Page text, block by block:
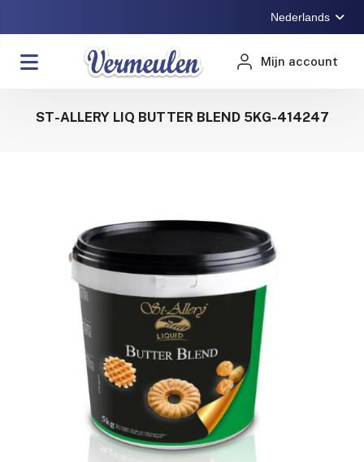
Nederlands
Mijn account
ST-ALLERY LIQ BUTTER BLEND 5KG-414247